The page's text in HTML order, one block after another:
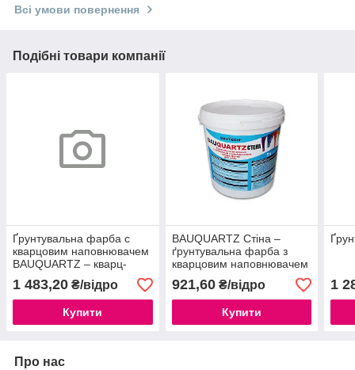
Всі умови повернення
Подібні товари компанії
Ґрунтувальна фарба c
кварцовим наповнювачем
BAUQUARTZ – кварц-
ґрунт / 10л
1 483,20 ₴/відро
Купити
BAUQUARTZ Стіна –
ґрунтувальна фарба з
кварцовим наповнювачем
(кварц-ґрунт) для стін / 5л
921,60₴/відро
Купити
1
Про нас